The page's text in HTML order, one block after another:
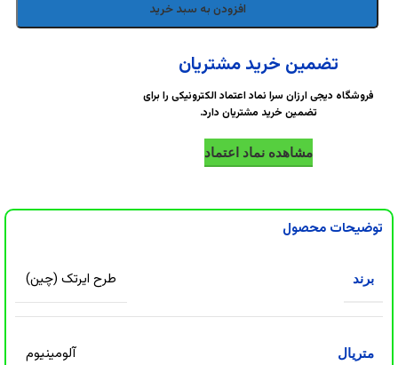
DigiArzanSara
DigiArzanSara
DigiArzanSara
DigiArzanSara
DigiArzanSara
DigiArzanSara
DigiArzanSara
DigiArzanSara
DigiArzanSara
افزودن به سبد خرید
تضمین خرید مشتریان
فروشگاه دیجی ارزان سرا نماد اعتماد الکترونیکی را برای
تضمین خرید مشتریان دارد.
مشاهده نماد اعتماد
توضیحات محصول
برند طرح ایرتک (چین)
متریال آلومینیوم